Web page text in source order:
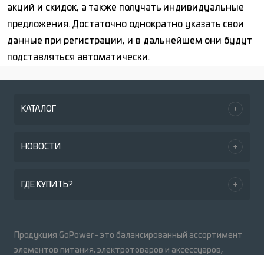
акций и скидок, а также получать индивидуальные
предложения. Достаточно однократно указать свои
данные при регистрации, и в дальнейшем они будут
подставляться автоматически.
КАТАЛОГ
НОВОСТИ
ГДЕ КУПИТЬ?
Продукция GoPower - это балансированный ассортимент
элементов питания, электротоваров и аксессуаров,